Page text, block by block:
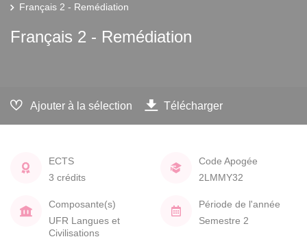
Français 2 - Remédiation
Français 2 - Remédiation
Ajouter à la sélection Télécharger
ECTS
3 crédits
Code Apogée
2LMMY32
Composante(s)
UFR Langues et
Civilisations
Période de l'année
Semestre 2